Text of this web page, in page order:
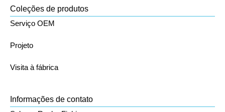
Coleções de produtos
Serviço OEM
Projeto
Visita à fábrica
Informações de contato